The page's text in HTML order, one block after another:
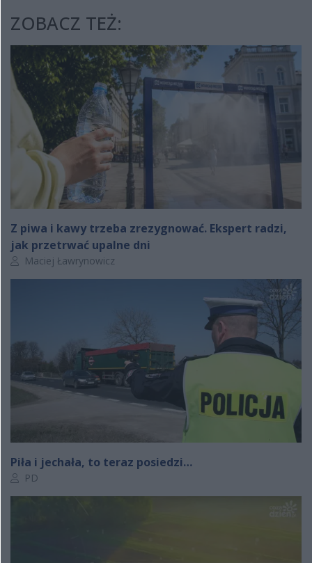
ZOBACZ TEŻ:
Z piwa i kawy trzeba zrezygnować. Ekspert radzi,
jak przetrwać upalne dni
Autor artykułu:
Maciej Ławrynowicz
Piła i jechała, to teraz posiedzi…
Autor artykułu:
PD